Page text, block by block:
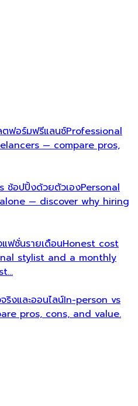
ฟอร์มฟรีแลนซ์Professional
— compare pros,
ช้อปปิ้งด้วยตัวเองPersonal
— discover why hiring
ฟชั่นรายเดือนHonest cost
stylist and a monthly
งและออนไลน์In-person vs
pros, cons, and value.